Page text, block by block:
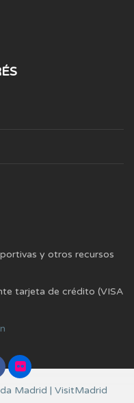
y otros recursos
tarjeta de crédito (VISA
Madrid | VisitMadrid